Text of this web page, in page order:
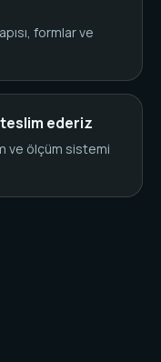
formlar ve
teslim ederiz
ve ölçüm sistemi